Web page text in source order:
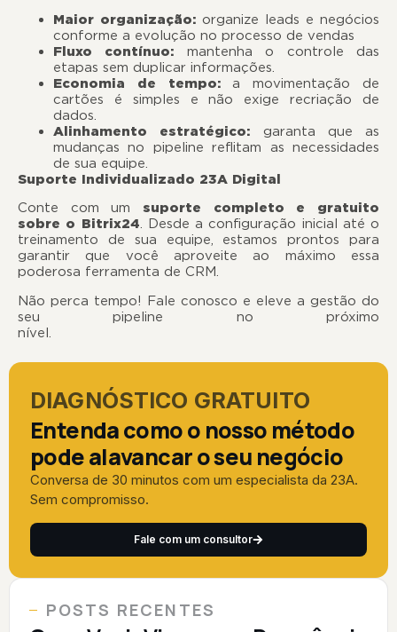
Maior organização: organize leads e negócios
conforme a evolução no processo de vendas
Fluxo contínuo: mantenha o controle das
etapas sem duplicar informações.
Economia de tempo:a movimentação de
cartões é simples e não exige recriação de
dados.
Alinhamento estratégico: garanta que as
mudanças no pipeline reflitam as necessidades
de sua equipe.
Suporte Individualizado 23A Digital
Conte com um suporte completo e gratuito
sobre o Bitrix24. Desde a configuração inicial até o
treinamento de sua equipe, estamos prontos para
garantir que você aproveite ao máximo essa
poderosa ferramenta de CRM.
Não perca tempo! Fale conosco e eleve a gestão do
seu pipeline no próximo
nível.
DIAGNÓSTICO GRATUITO
Entenda como o nosso método
pode alavancar o seu negócio
Conversa de 30 minutos com um especialista da 23A.
Sem compromisso.
Fale com um consultor
POSTS RECENTES